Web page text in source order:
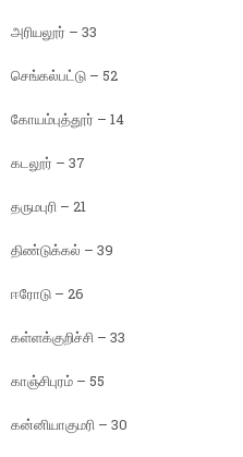
அரியலூர் – 33
செங்கல்பட்டு – 52
கோயம்புத்தூர் – 14
கடலூர் – 37
தருமபுரி – 21
திண்டுக்கல் – 39
ஈரோடு – 26
கள்ளக்குறிச்சி – 33
காஞ்சிபுரம் – 55
கன்னியாகுமரி – 30